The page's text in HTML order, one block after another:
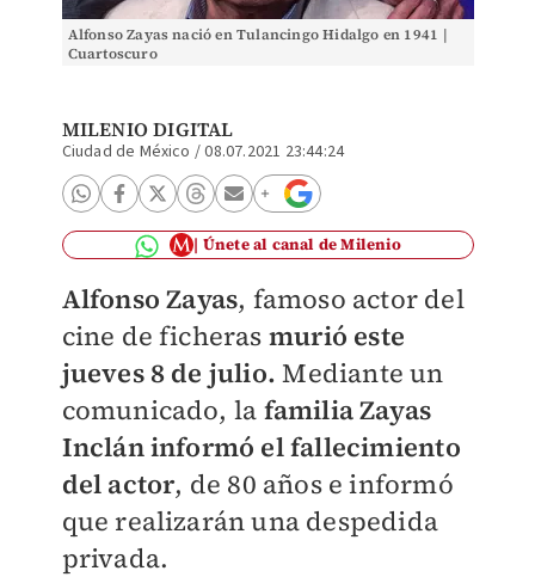
Alfonso Zayas nació en Tulancingo Hidalgo en 1941 |
Cuartoscuro
MILENIO DIGITAL
Ciudad de México /08.07.2021 23:44:24
Únete al canal de Milenio
Alfonso Zayas, famoso actor del
cine de ficheras murió este
jueves 8 de julio.Mediante un
comunicado, la familia Zayas
Inclán informó el fallecimiento
del actor, de 80 años e informó
que realizarán una despedida
privada.